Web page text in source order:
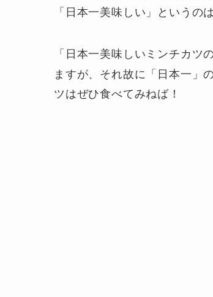
「日本一美味しい」というの
「日本一美味しいミンチカ
ますが、それ故に「日本一」
ツはぜひ食べてみねば！